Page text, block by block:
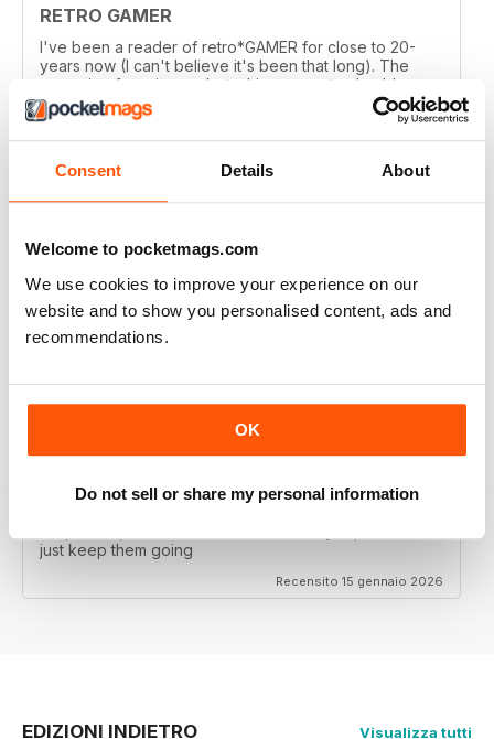
Consent Details About
Welcome to pocketmags.com
We use cookies to improve your experience on our
website and to show you personalised content, ads and
recommendations.
OK
Do not sell or share my personal information
RETRO GAMER
I've been a reader of retro*GAMER for close to 20-
years now (I can't believe it's been that long). The
magazine focusing on 'retro' is now, not only old
enough to be retro itself, but it has outlasted 80% of its
peers. Retro Gamer is a labor of love with much
evergreen content that I appreciate. Keep up the great
RETRO GAMER
Fantastic magazine, keep up the good work!
RETRO GAMER
just keep them going
Recensito 15 gennaio 2026
EDIZIONI INDIETRO Visualizza tutti